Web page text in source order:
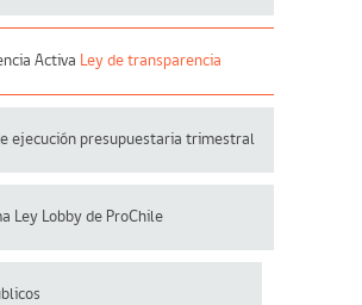
Activa Ley de transparencia
ejecución presupuestaria trimestral
Ley Lobby de ProChile